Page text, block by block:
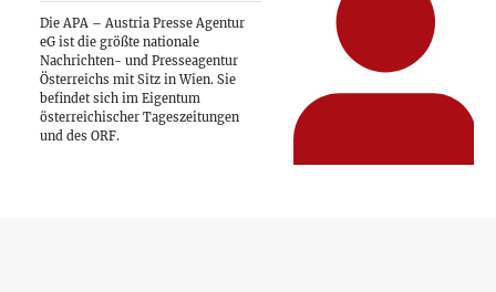
Die APA – Austria Presse Agentur
eG ist die größte nationale
Nachrichten- und Presseagentur
Österreichs mit Sitz in Wien. Sie
befindet sich im Eigentum
österreichischer Tageszeitungen
und des ORF.